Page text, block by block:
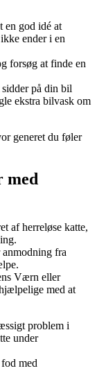
en god idé at
ender i en
forsøg at finde en
på din bil
ekstra bilvask om
generet du føler
med
af herreløse katte,
fra
Værn eller
med at
problem i
under
med